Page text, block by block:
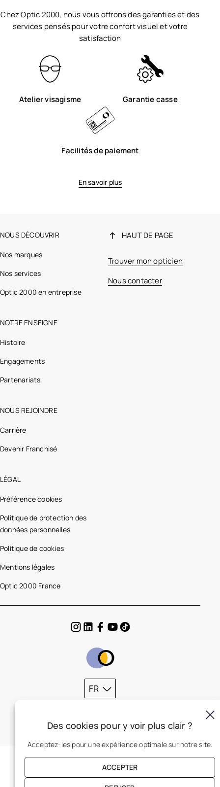
Chez Optic 2000, nous vous offrons des garanties et des
services pensés pour votre confort visuel et votre
satisfaction
Atelier visagisme Garantie casse
Facilités de paiement
En savoir plus
NOUS DÉCOUVRIR
Nos marques
Nos services
Optic 2000 en entreprise
NOTRE ENSEIGNE
Histoire
Engagements
Partenariats
NOUS REJOINDRE
Carrière
Devenir Franchisé
LÉGAL
Préférence cookies
Politique de protection des
données personnelles
Politique de cookies
Mentions légales
Optic 2000 France
HAUT DE PAGE
Trouver mon opticien
Nous contacter
FR
Des cookies pour y voir plus clair ?
Acceptez-les pour une expérience optimale sur notre site.
ACCEPTER